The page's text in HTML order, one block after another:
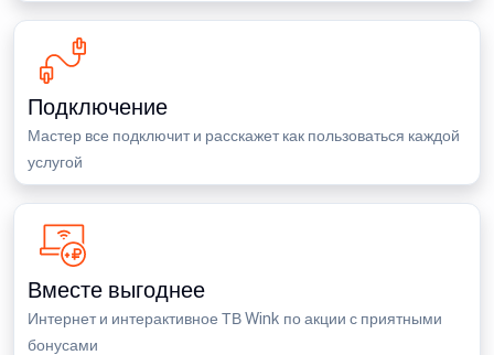
Подключение
Мастер все подключит и расскажет как пользоваться каждой
услугой
Вместе выгоднее
Интернет и интерактивное ТВ Wink по акции с приятными
бонусами